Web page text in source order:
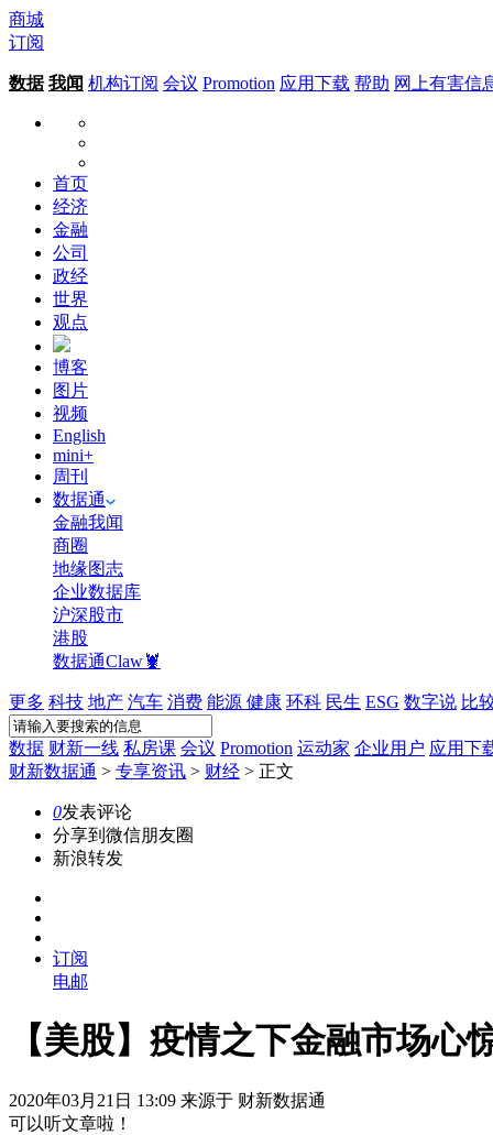
商城
订阅
数据 我闻 机构订阅 会议 Promotion 应用下载 帮助 网上有害信
首页
经济
金融
公司
政经
世界
观点
博客
图片
视频
English
mini+
周刊
数据通
金融我闻
商圈
地缘图志
企业数据库
沪深股市
港股
数据通Claw🦞
更多 科技 地产 汽车 消费 能源 健康 环科 民生 ESG 数字说 比
数据 财新一线 私房课 会议 Promotion 运动家 企业用户 应用下
财新数据通 > 专享资讯 > 财经 > 正文
0发表评论
分享到微信朋友圈
新浪转发
订阅
电邮
【美股】疫情之下金融市场
2020年03月21日 13:09 来源于 财新数据通
可以听文章啦！